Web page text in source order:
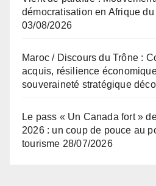
démocratisation en Afrique
03/08/2026
Maroc / Discours du Trône :
acquis, résilience
souveraineté stratégique
Le pass « Un Canada fort »
2026 : un coup de pouce au
tourisme 28/07/2026